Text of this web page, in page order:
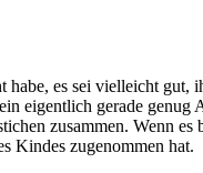
es sei vielleicht
eigentlich gerade
zusammen. Wenn
Kindes zugenommen hat.